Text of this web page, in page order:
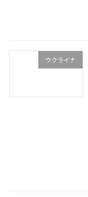
ウクライナ